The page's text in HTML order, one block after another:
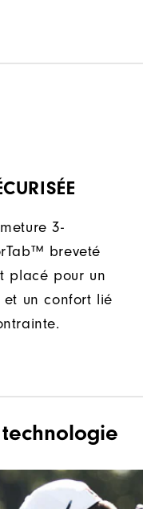
3-
breveté
placé pour un
un confort lié